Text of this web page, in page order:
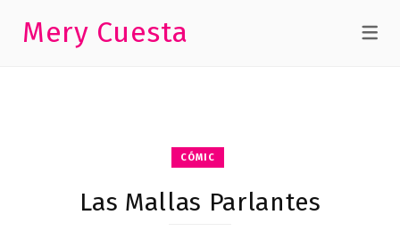
Mery Cuesta
CÓMIC
Las Mallas Parlantes